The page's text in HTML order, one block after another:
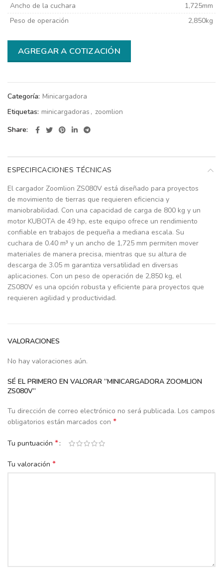
Ancho de la cuchara
1,725mm
Peso de operación
2,850kg
AGREGAR A COTIZACIÓN
Categoría: Minicargadora
Etiquetas: minicargadoras , zoomlion
Share
ESPECIFICACIONES TÉCNICAS
El cargador Zoomlion ZS080V está diseñado para proyectos
de movimiento de tierras que requieren eficiencia y
maniobrabilidad. Con una capacidad de carga de 800 kg y un
motor KUBOTA de 49 hp, este equipo ofrece un rendimiento
confiable en trabajos de pequeña a mediana escala. Su
cuchara de 0.40 m³ y un ancho de 1,725 mm permiten mover
materiales de manera precisa, mientras que su altura de
descarga de 3.05 m garantiza versatilidad en diversas
aplicaciones. Con un peso de operación de 2,850 kg, el
ZS080V es una opción robusta y eficiente para proyectos que
requieren agilidad y productividad.
VALORACIONES
No hay valoraciones aún.
SÉ EL PRIMERO EN VALORAR “MINICARGADORA ZOOMLION
ZS080V”
Tu dirección de correo electrónico no será publicada. Los campos
obligatorios están marcados con *
Tu puntuación *
Tu valoración *